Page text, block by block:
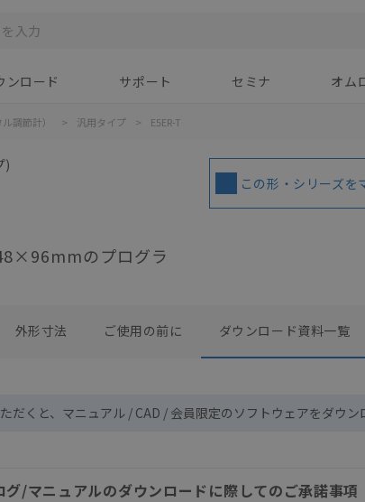
ンロード サポート セミナ オム
調節計） > 汎用タイプ > E5ER-T
)
のプログラ
この形・シリーズを
外形寸法 ご使用の前に ダウンロード資料一覧
だくと、マニュアル / CAD / 会員限定のソフトウェアをダウン
グ/マニュアルのダウンロードに際してのご承諾事項